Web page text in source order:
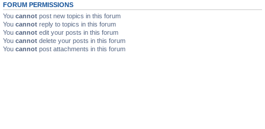
FORUM PERMISSIONS
You cannot post new topics in this forum
You cannot reply to topics in this forum
You cannot edit your posts in this forum
You cannot delete your posts in this forum
You cannot post attachments in this forum